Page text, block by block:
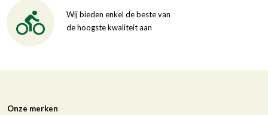
Wij bieden enkel de beste van
de hoogste kwaliteit aan
Onze merken